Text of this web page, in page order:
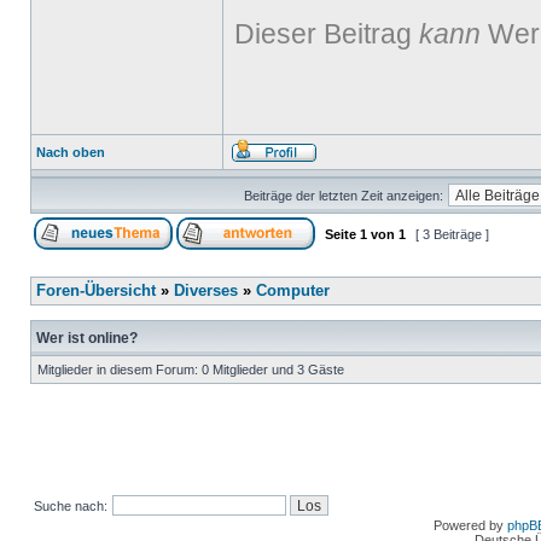
Dieser Beitrag kann
Nach oben
Beiträge der letzten Zeit anzeigen:
Seite 1 von 1 [ 3 Beiträge ]
Foren-Übersicht» Diverses » Computer
Wer ist online?
Mitglieder in diesem Forum: 0 Mitglieder und 3 Gäste
Suche nach:
Powered by